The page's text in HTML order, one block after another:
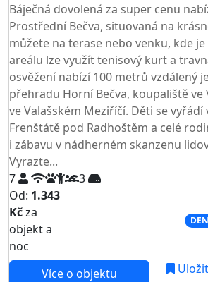
Báječná dovolená za super cenu
Prostřední Bečva, situovaná na
můžete na terase nebo venku, kde
areálu lze využít tenisový kurt a
osvěžení nabízí 100 metrů vzdálený
přehradu Horní Bečva, koupaliště ve
ve Valašském Meziříčí. Děti se vyřádí
Frenštátě pod Radhoštěm a celé
i zábavu v nádherném skanzenu
Vyrazte...
7
3
Od: 1.343
Kčza
objekt a
noc
Více o objektu